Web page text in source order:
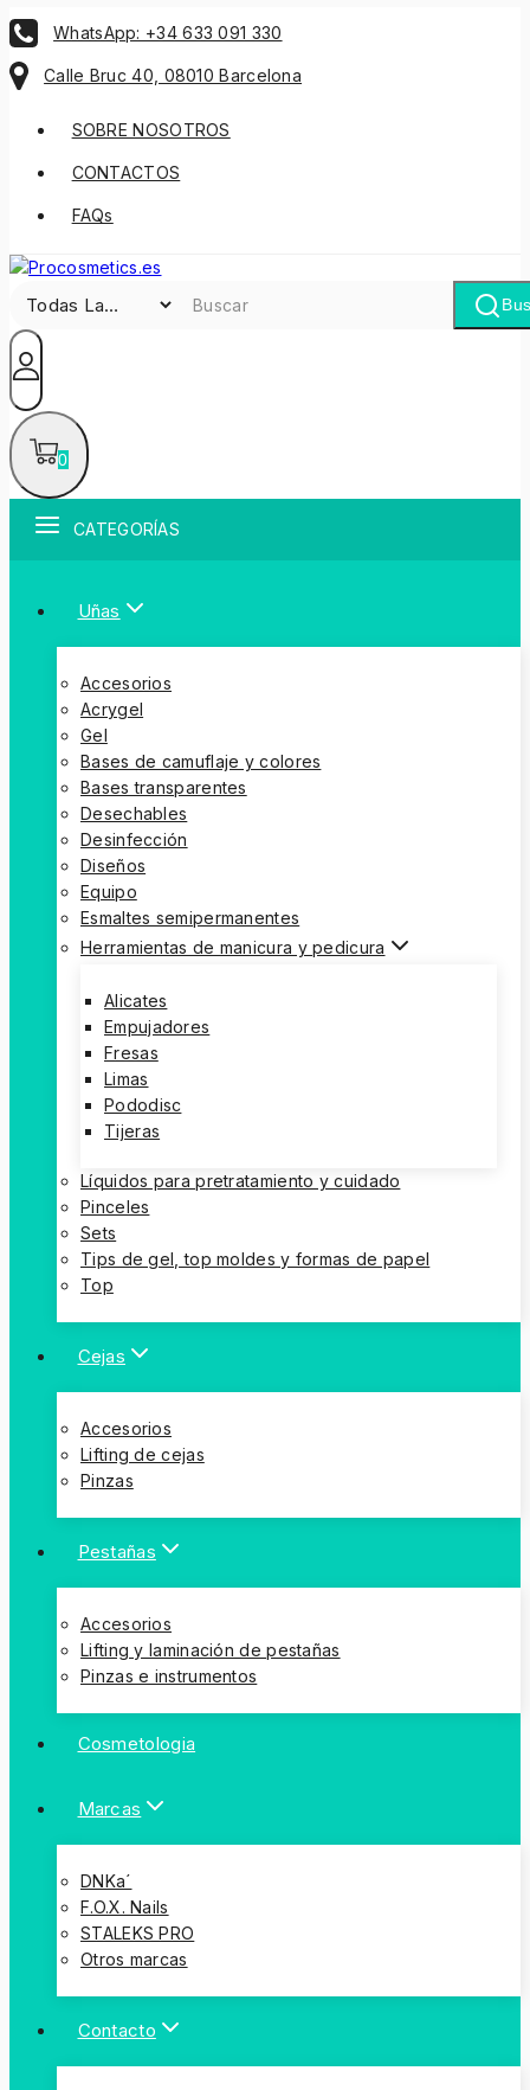
WhatsApp: +34 633 091 330
Calle Bruc 40, 08010 Barcelona
SOBRE NOSOTROS
CONTACTOS
FAQs
0
CATEGORÍAS
Uñas
Accesorios
Acrygel
Gel
Bases de camuflaje y colores
Bases transparentes
Desechables
Desinfección
Diseños
Equipo
Esmaltes semipermanentes
Herramientas de manicura y pedicura
Alicates
Empujadores
Fresas
Limas
Pododisc
Tijeras
Líquidos para pretratamiento y cuidado
Pinceles
Sets
Tips de gel, top moldes y formas de papel
Top
Cejas
Accesorios
Lifting de cejas
Pinzas
Pestañas
Accesorios
Lifting y laminación de pestañas
Pinzas e instrumentos
Cosmetologia
Marcas
DNKa´
F.O.X. Nails
STALEKS PRO
Otros marcas
Contacto